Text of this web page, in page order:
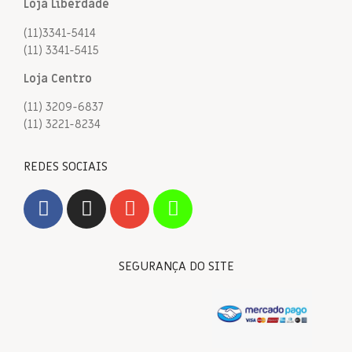
Loja Liberdade
(11)3341-5414
(11) 3341-5415
Loja Centro
(11) 3209-6837
(11) 3221-8234
REDES SOCIAIS
SEGURANÇA DO SITE